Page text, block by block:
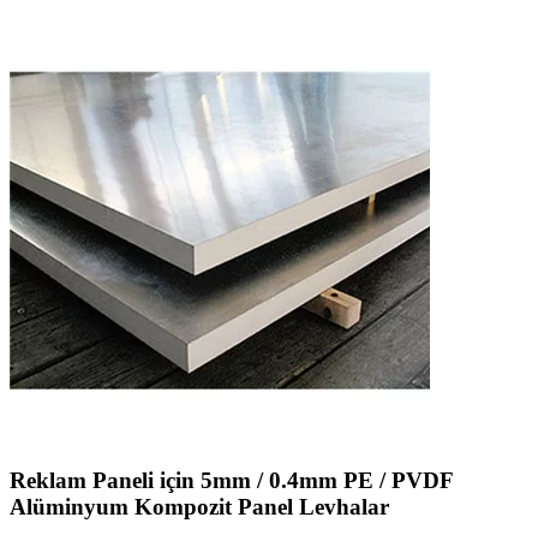
Reklam Paneli için 5mm / 0.4mm PE / PVDF
Alüminyum Kompozit Panel Levhalar